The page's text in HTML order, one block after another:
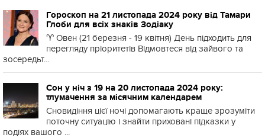
Гороскоп на 21 листопада 2024 року від Тамари
Глоби для всіх знаків Зодіаку
♈️ Овен (21 березня - 19 квітня) День підходить для
перегляду пріоритетів Відмовтеся від зайвого та
зосередьт...
Сон у ніч з 19 на 20 листопада 2024 року:
тлумачення за місячним календарем
Сновидіння цієї ночі допомагають краще зрозуміти
поточну ситуацію і знайти приховані підказки у
подіях вашого ...